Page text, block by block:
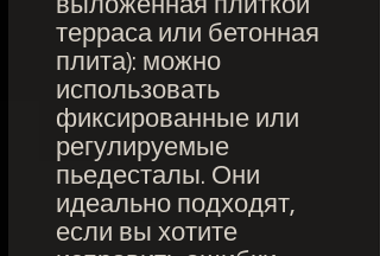
терраса или бетонная
плита): можно
использовать
фиксированные или
регулируемые
пьедесталы. Они
идеально подходят,
если вы хотите